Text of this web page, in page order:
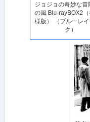
ジョジョの奇妙な冒
の風 Blu-rayBOX2
様版） （ブルーレ
ク）